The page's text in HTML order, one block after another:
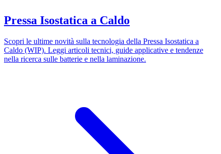
Pressa Isostatica a Caldo
Scopri le ultime novità sulla tecnologia della Pressa Isostatica a
Caldo (WIP). Leggi articoli tecnici, guide applicative e tendenze
nella ricerca sulle batterie e nella laminazione.